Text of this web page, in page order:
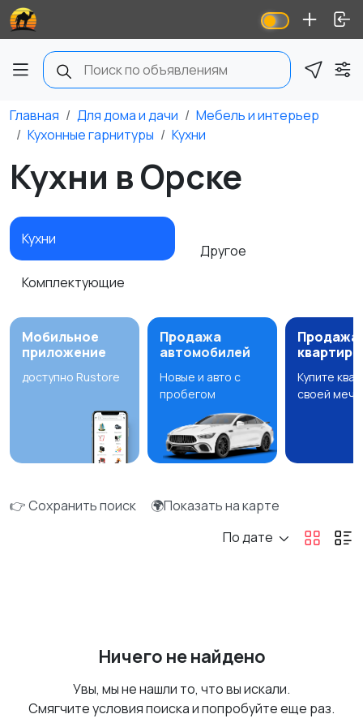
Главная Для дома и дачи
Мебель и интерьер
Кухонные гарнитуры
Кухни
Кухни в Орске
Кухни
Комплектующие
Другое
Мобильное
приложение
доступно Rustore
Продажа
автомобилей
Новые и авто с
пробегом
Продажа
квартир
Купите
своей
👉 Сохранить поиск
🌍Показать на карте
По дате
Ничего не найдено
Увы, мы не нашли то, что вы искали.
Смягчите условия поиска и попробуйте еще раз.